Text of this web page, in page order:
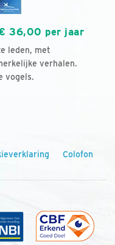
36,00 per jaar
leden, met
verhalen.
vogels.
Colofon